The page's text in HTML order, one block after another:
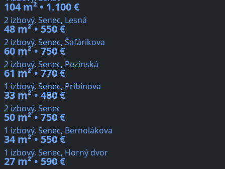
104 m² • 1.100 €
2 izbový, Senec, Lesná
48 m² • 550 €
2 izbový, Senec, Šafárikova
60 m² • 750 €
2 izbový, Senec, Pezinská
61 m² • 770 €
1 izbový, Senec, Pribinova
33 m² • 480 €
2 izbový, Senec
50 m² • 750 €
1 izbový, Senec, Bernolákova
34 m² • 550 €
1 izbový, Senec, Horný dvor
27 m² • 590 €